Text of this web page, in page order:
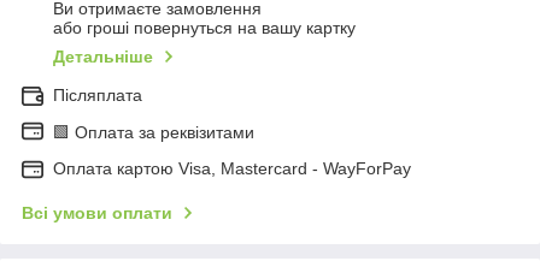
Ви отримаєте замовлення
або гроші повернуться на вашу картку
Детальніше
Післяплата
🟩 Оплата за реквізитами
Оплата картою Visa, Mastercard - WayForPay
Всі умови оплати